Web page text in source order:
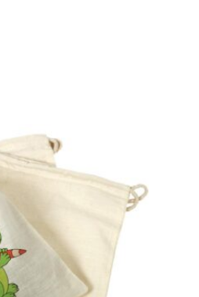
Varianten
auf.
können